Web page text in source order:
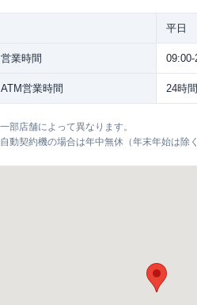
平日
営業時間 09:00-
ATM営業時間 24時間
一部店舗によって異なります。
自動契約機の場合は年中無休（年末年始は除く